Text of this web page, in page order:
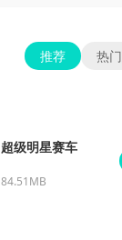
推荐 热门
超级明星赛车
84.51MB